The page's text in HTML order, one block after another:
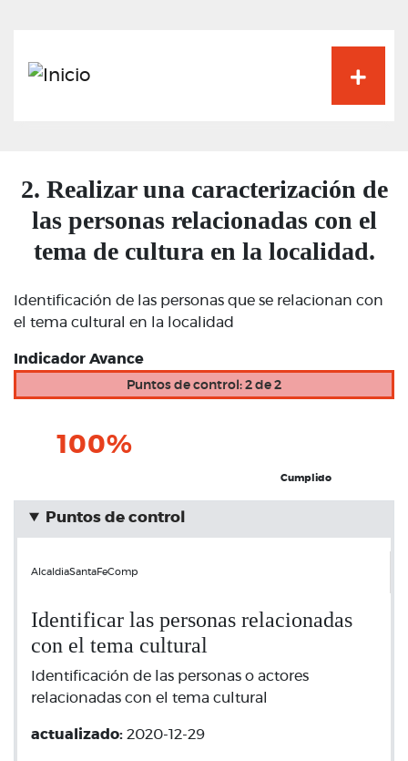
2. Realizar una caracterización de
las personas relacionadas con el
tema de cultura en la localidad.
Identificación de las personas que se relacionan con
el tema cultural en la localidad
Indicador Avance
Puntos de control: 2 de 2
100%
Cumplido
Puntos de control
AlcaldiaSantaFeComp
Identificar las personas relacionadas
con el tema cultural
Identificación de las personas o actores
relacionadas con el tema cultural
actualizado: 2020-12-29